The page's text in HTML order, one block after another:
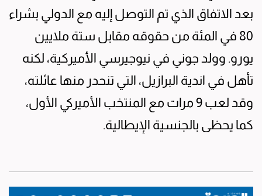
بعد الاتفاق الذي تم التوصل إليه مع الدولي بشراء
80 في المئة من حقوقه مقابل ستة ملايين
يورو. وولد جوني في نيوجيرسي الأميركية، لكنه
تأهل في اندية البرازيل، التي تنحدر منها عائلته،
وقد لعب 9 مرات مع المنتخب الأميركي الأول،
كما يحظى بالجنسية الإيطالية.